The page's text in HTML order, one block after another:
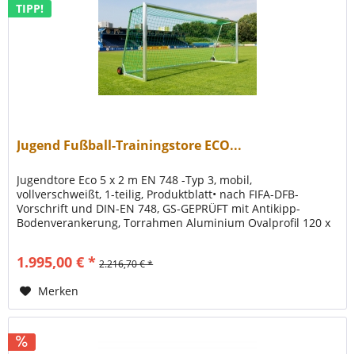
TIPP!
Jugend Fußball-Trainingstore ECO...
Jugendtore Eco 5 x 2 m EN 748 -Typ 3, mobil,
vollverschweißt, 1-teilig, Produktblatt• nach FIFA-DFB-
Vorschrift und DIN-EN 748, GS-GEPRÜFT mit Antikipp-
Bodenverankerung, Torrahmen Aluminium Ovalprofil 120 x
1.995,00 € * 2.216,70 € *
Merken